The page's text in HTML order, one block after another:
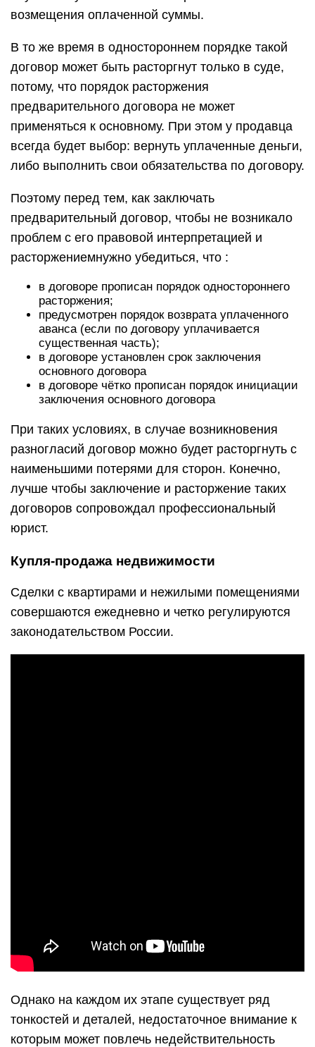
возмещения оплаченной суммы.
В то же время в одностороннем порядке такой
договор может быть расторгнут только в суде,
потому, что порядок расторжения
предварительного договора не может
применяться к основному. При этом у продавца
всегда будет выбор: вернуть уплаченные деньги,
либо выполнить свои обязательства по договору.
Поэтому перед тем, как заключать
предварительный договор, чтобы не возникало
проблем с его правовой интерпретацией и
расторжениемнужно убедиться, что :
в договоре прописан порядок одностороннего
расторжения;
предусмотрен порядок возврата уплаченного
аванса (если по договору уплачивается
существенная часть);
в договоре установлен срок заключения
основного договора
в договоре чётко прописан порядок инициации
заключения основного договора
При таких условиях, в случае возникновения
разногласий договор можно будет расторгнуть с
наименьшими потерями для сторон. Конечно,
лучше чтобы заключение и расторжение таких
договоров сопровождал профессиональный
юрист.
Купля-продажа недвижимости
Сделки с квартирами и нежилыми помещениями
совершаются ежедневно и четко регулируются
законодательством России.
Однако на каждом их этапе существует ряд
тонкостей и деталей, недостаточное внимание к
которым может повлечь недействительность